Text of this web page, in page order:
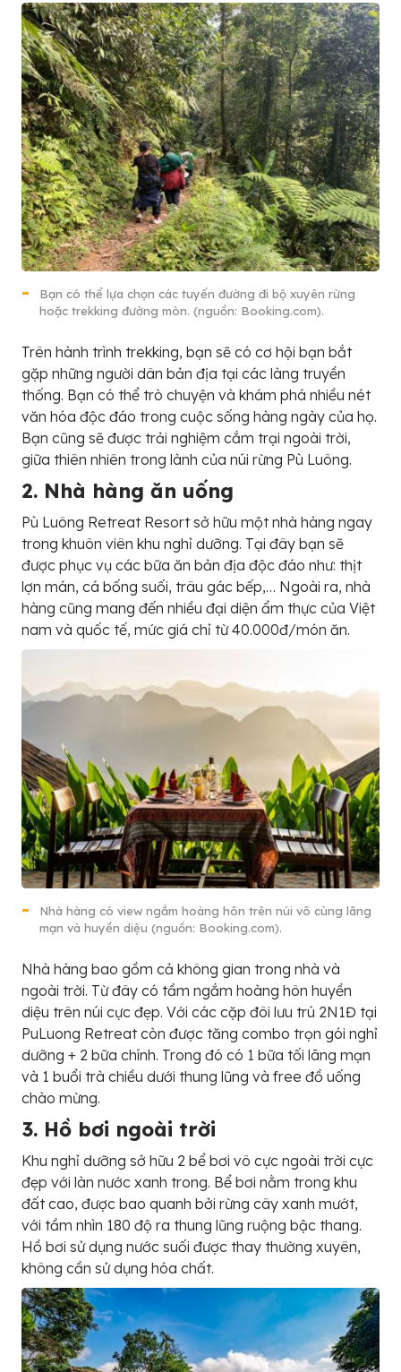
Bạn có thể lựa chọn các tuyến đường đi bộ xuyên rừng
hoặc trekking đường mòn. (nguồn: Booking.com).
Trên hành trình trekking, bạn sẽ có cơ hội bạn bắt
gặp những người dân bản địa tại các làng truyền
thống. Bạn có thể trò chuyện và khám phá nhiều nét
văn hóa độc đáo trong cuộc sống hàng ngày của họ.
Bạn cũng sẽ được trải nghiệm cắm trại ngoài trời,
giữa thiên nhiên trong lành của núi rừng Pù Luông.
2. Nhà hàng ăn uống
Pù Luông Retreat Resort sở hữu một nhà hàng ngay
trong khuôn viên khu nghỉ dưỡng. Tại đây bạn sẽ
được phục vụ các bữa ăn bản địa độc đáo như: thịt
lợn mán, cá bống suối, trâu gác bếp,… Ngoài ra, nhà
hàng cũng mang đến nhiều đại diện ẩm thực của Việt
nam và quốc tế, mức giá chỉ từ 40.000đ/món ăn.
Nhà hàng có view ngắm hoàng hôn trên núi vô cùng lãng
mạn và huyền diệu (nguồn: Booking.com).
Nhà hàng bao gồm cả không gian trong nhà và
ngoài trời. Từ đây có tầm ngắm hoàng hôn huyền
diệu trên núi cực đẹp. Với các cặp đôi lưu trú 2N1Đ tại
PuLuong Retreat còn được tăng combo trọn gói nghỉ
dưỡng + 2 bữa chính. Trong đó có 1 bữa tối lãng mạn
và 1 buổi trà chiều dưới thung lũng và free đồ uống
chào mừng.
3. Hồ bơi ngoài trời
Khu nghỉ dưỡng sở hữu 2 bể bơi vô cực ngoài trời cực
đẹp với làn nước xanh trong. Bể bơi nằm trong khu
đất cao, được bao quanh bởi rừng cây xanh mướt,
với tầm nhìn 180 độ ra thung lũng ruộng bậc thang.
Hồ bơi sử dụng nước suối được thay thường xuyên,
không cần sử dụng hóa chất.